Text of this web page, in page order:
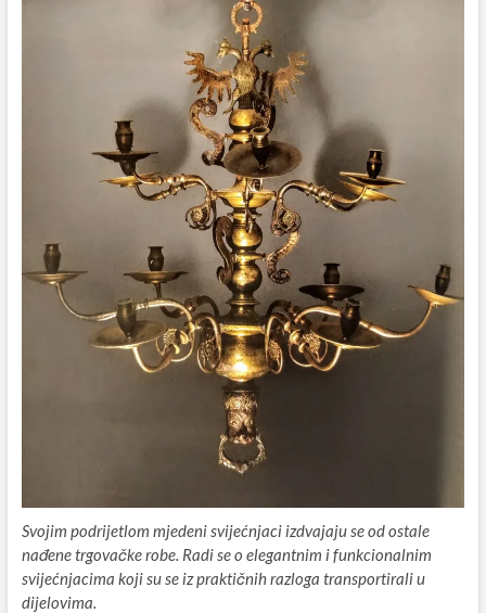
Svojim podrijetlom mjedeni svijećnjaci izdvajaju se od ostale
nađene trgovačke robe. Radi se o elegantnim i funkcionalnim
svijećnjacima koji su se iz praktičnih razloga transportirali u
dijelovima.